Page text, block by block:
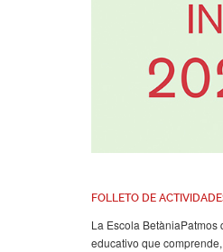
FOLLETO DE
La Escola
educativo que